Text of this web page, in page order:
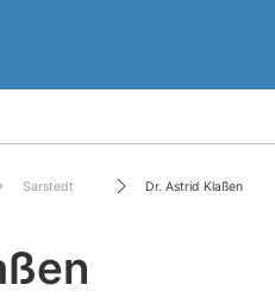
Sarstedt Dr. Astrid Klaßen